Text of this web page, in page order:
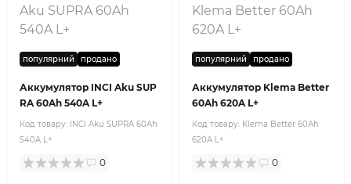
популярний продано
Аккумулятор INCI Aku SUP
RA 60Ah 540A L+
Код товару: INCI Aku SUPRA 60Ah
540A L+
0
популярний продано
Аккумулятор Klema Better
60Ah 620A L+
Код товару: Klema Better 60Ah
620A L+
0